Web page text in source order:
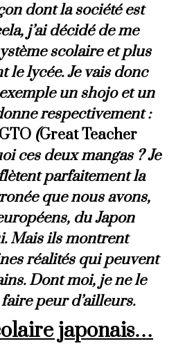
dont la société est
j’ai décidé de me
scolaire et plus
lycée. Je vais donc
un shojo et un
respectivement :
GTO(Great Teacher
ces deux mangas ? Je
parfaitement la
que nous avons,
du Japon
Mais ils montrent
réalités qui peuvent
Dont moi, je ne le
peur d’ailleurs.
japonais…